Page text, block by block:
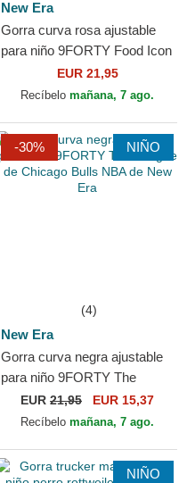
New Era
Gorra curva rosa ajustable
para niño 9FORTY Food Icon
Cupcake de New York
Yankees MLB de New Era
EUR 21,95
Recíbelo mañana, 7 ago.
-30% NIÑO
(4)
New Era
Gorra curva negra ajustable
para niño 9FORTY The
League de Chicago Bulls
NBA de New Era
EUR 21,95 EUR 15,37
Recíbelo mañana, 7 ago.
NIÑO